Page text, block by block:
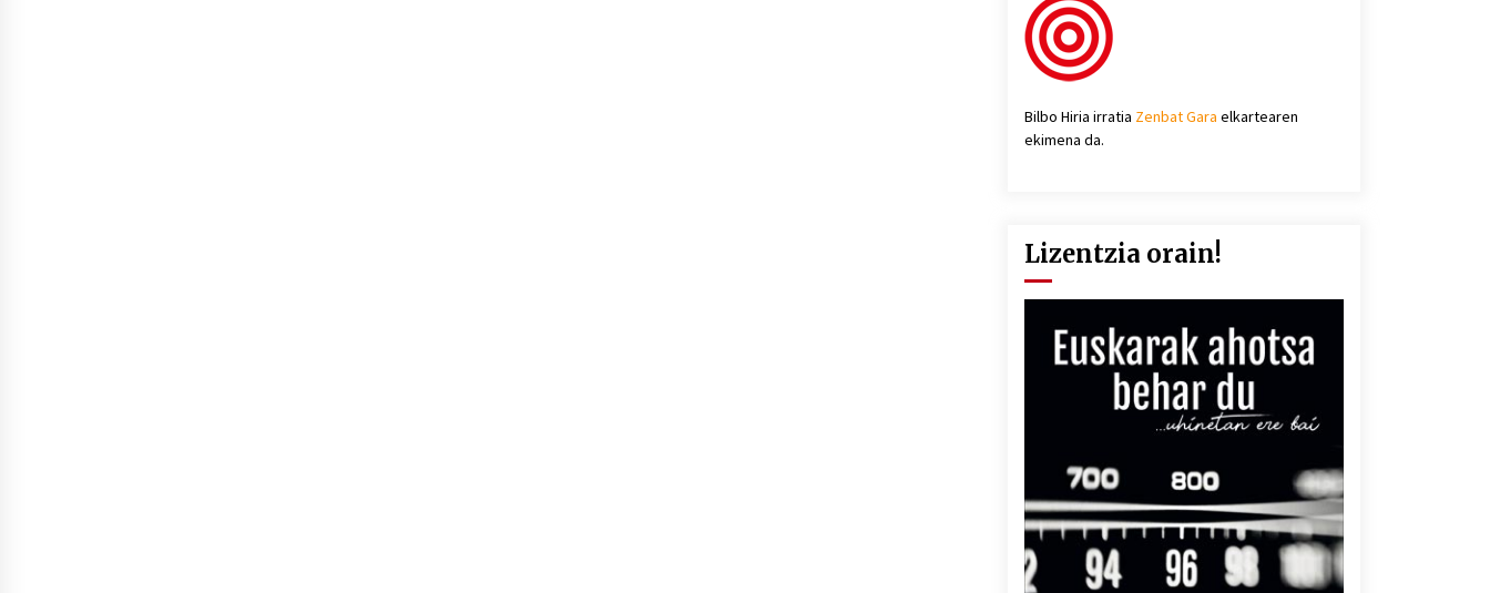
Bilbo Hiria irratia Zenbat Gara elkartearen
ekimena da.
Lizentzia orain!